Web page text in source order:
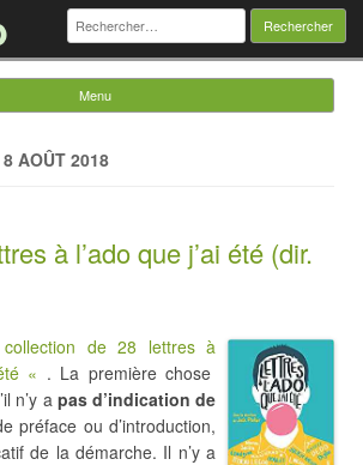
Rechercher :
Menu
AOÛT 2018
à l’ado que j’ai été (dir.
collection de 28 lettres à
« . La première chose
n’y apas d’indication de
préface ou d’introduction,
de la démarche. Il n’y a